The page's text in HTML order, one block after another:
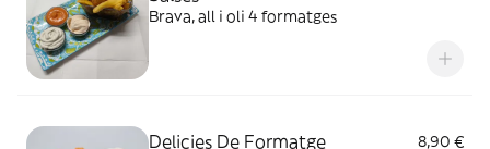
Brava, all i oli 4 formatges
Delicies De Formatge
8,90 €